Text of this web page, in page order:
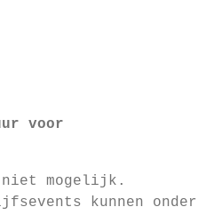
voor
mogelijk.
kunnen onder